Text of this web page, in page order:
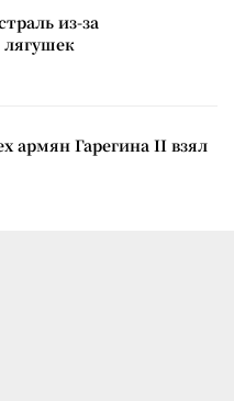
из-за
лягушек
армян Гарегина II взял